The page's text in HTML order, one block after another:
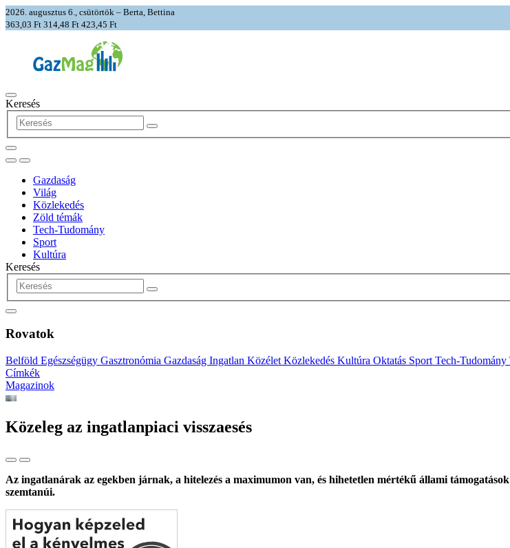
2026. augusztus 6., csütörtök – Berta, Bettina
363,03 Ft 314,48 Ft 423,45 Ft
Keresés
Gazdaság
Világ
Közlekedés
Zöld témák
Tech-Tudomány
Sport
Kultúra
Keresés
Rovatok
Belföld Egészségügy Gasztronómia Gazdaság Ingatlan Közélet Közlekedés Kultúra Oktatás Sport Tech-Tudomány
Címkék
Magazinok
Közeleg az ingatlanpiaci visszaesés
Az ingatlanárak az egekben járnak, a hitelezés a maximumon van, és hihetetlen mértékű állami
szemtanúi.